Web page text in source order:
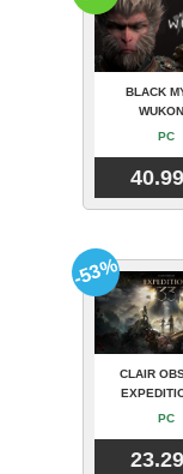
BLACK
PC
CLAIR
PC
-53%